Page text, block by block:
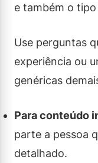
e também o
Use perguntas
experiência ou
genéricas
Para conteúdo
parte a pessoa
detalhado.